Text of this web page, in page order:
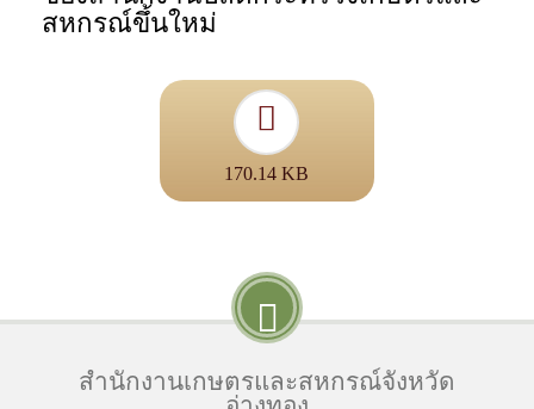
สหกรณ์ขึ้นใหม่
170.14 KB
สำนักงานเกษตรและสหกรณ์จังหวัด